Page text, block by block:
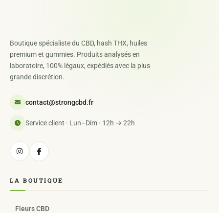
Boutique spécialiste du CBD, hash THX, huiles
premium et gummies. Produits analysés en
laboratoire, 100% légaux, expédiés avec la plus
grande discrétion.
contact@strongcbd.fr
Service client · Lun–Dim · 12h → 22h
LA BOUTIQUE
Fleurs CBD